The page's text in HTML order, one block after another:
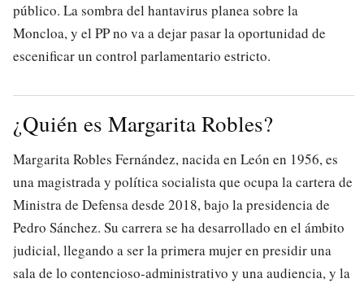
público. La sombra del hantavirus planea sobre la
Moncloa, y el PP no va a dejar pasar la oportunidad de
escenificar un control parlamentario estricto.
¿Quién es Margarita Robles?
Margarita Robles Fernández, nacida en León en 1956, es
una magistrada y política socialista que ocupa la cartera de
Ministra de Defensa desde 2018, bajo la presidencia de
Pedro Sánchez. Su carrera se ha desarrollado en el ámbito
judicial, llegando a ser la primera mujer en presidir una
sala de lo contencioso-administrativo y una audiencia, y la